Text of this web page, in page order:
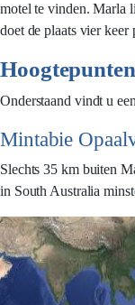
motel te vinden. Marla
doet de plaats vier keer
Onderstaand vindt u
Mintabie
Slechts 35 km buiten
in South Australia